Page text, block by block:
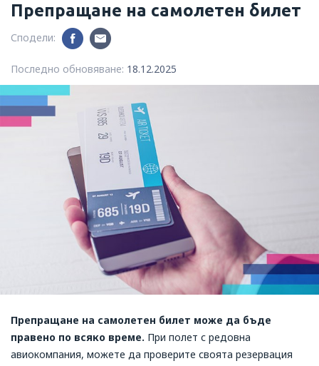
Препращане на самолетен билет
Сподели:
Последно обновяване: 18.12.2025
Препращане на самолетен билет може да бъде
правено по всяко време. При полет с редовна
авиокомпания, можете да проверите своята резервация